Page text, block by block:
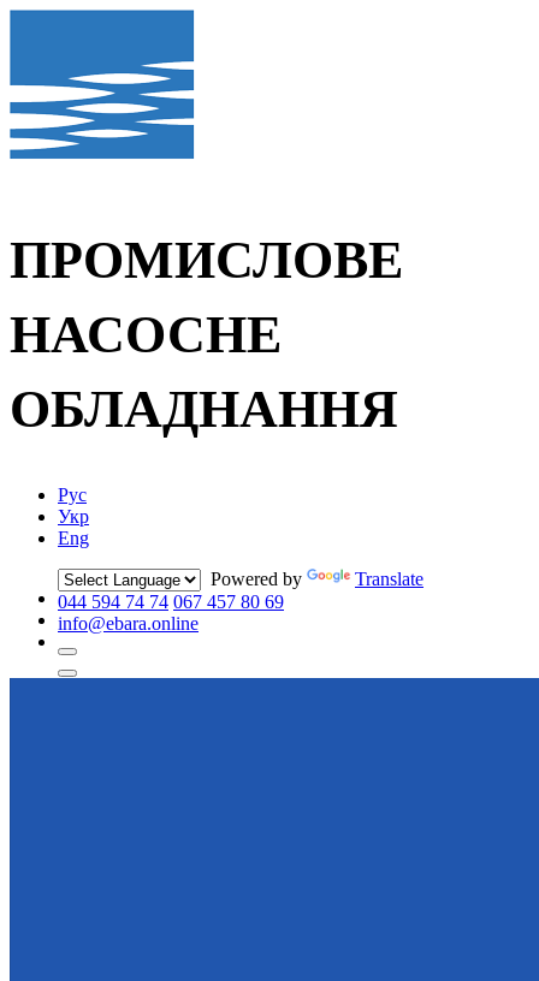
ПРОМИСЛОВЕ
НАСОСНЕ
ОБЛАДНАННЯ
Рус
Укр
Eng
Powered by
Translate
044 594 74 74 067 457 80 69
info@ebara.online